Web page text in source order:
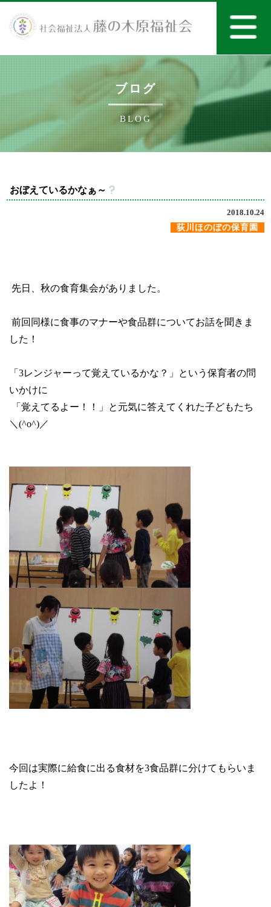
ブログ
BLOG
おぼえているかなぁ～
2018.10.24
荻川ほのぼの保育園
先日、秋の食育集会がありました。
前回同様に食事のマナーや食品群についてお話を聞きま
した！
「3レンジャーって覚えているかな？」という保育者の問
いかけに
「覚えてるよー！！」と元気に答えてくれた子どもたち
＼(^o^)／
今回は実際に給食に出る食材を3食品群に分けてもらいま
したよ！